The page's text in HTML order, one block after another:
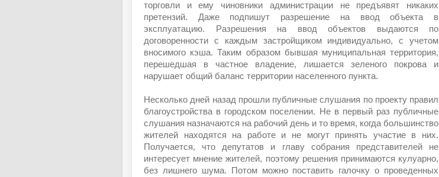
торговли и ему чиновники администрации не предъявят никаких
претензий. Даже подпишут разрешение на ввод объекта в
эксплуатацию. Разрешения на ввод объектов выдаются по
договоренности с каждым застройщиком индивидуально, с учетом
вносимого кэша. Таким образом бывшая муниципальная территория,
перешедшая в частное владение, лишается зеленого покрова и
нарушает общий баланс территории населенного пункта.
Несколько дней назад прошли публичные слушания по проекту правил
благоустройства в городском поселении. Не в первый раз публичные
слушания назначаются на рабочий день и то время, когда большинство
жителей находятся на работе и не могут принять участие в них.
Получается, что депутатов и главу собрания представителей не
интересует мнение жителей, поэтому решения принимаются кулуарно,
без лишнего шума. Потом можно поставить галочку о проведенных